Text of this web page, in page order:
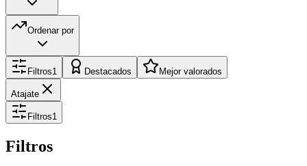
Ordenar por
Filtros1 Destacados Mejor valorados
Atajate
Filtros1
Filtros